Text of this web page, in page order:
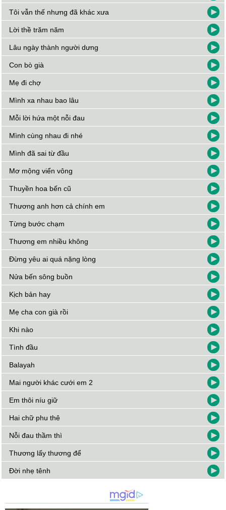
Tôi vẫn thế nhưng đã khác xưa
Lời thề trăm năm
Lâu ngày thành người dưng
Con bò già
Mẹ đi chợ
Mình xa nhau bao lâu
Mỗi lời hứa một nỗi đau
Mình cùng nhau đi nhé
Mình đã sai từ đầu
Mơ mộng viển vông
Thuyền hoa bến cũ
Thương anh hơn cả chính em
Từng bước chạm
Thương em nhiều không
Đừng yêu ai quá nặng lòng
Nửa bến sông buồn
Kịch bản hay
Mẹ cha con già rồi
Khi nào
Tình đầu
Balayah
Mai người khác cưới em 2
Em thôi níu giữ
Hai chữ phu thê
Nỗi đau thầm thì
Thương lấy thương để
Đời nhẹ tênh